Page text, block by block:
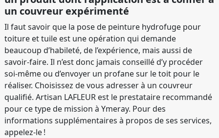
un couvreur expérimenté
Il faut savoir que la pose de peinture hydrofuge pour
toiture et tuile est une opération qui demande
beaucoup d’habileté, de l’expérience, mais aussi de
savoir-faire. Il n’est donc jamais conseillé d’y procéder
soi-même ou d’envoyer un profane sur le toit pour le
réaliser. Choisissez de vous adresser à un couvreur
qualifié. Artisan LAFLEUR est le prestataire recommandé
pour ce type de mission à Ymeray. Pour des
informations supplémentaires à propos de ses services,
appelez-le !